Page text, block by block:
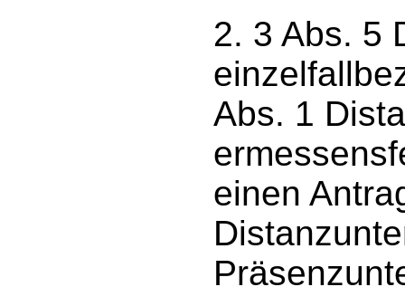
2. 3 Abs. 5
Abs. 1
einen